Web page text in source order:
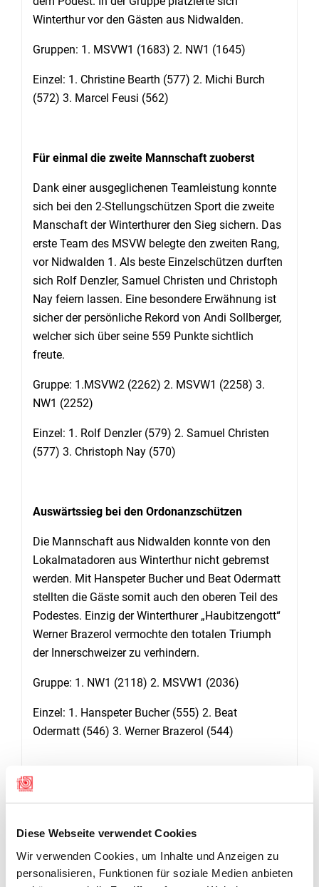
Diese Webseite verwendet Cookies
Wir verwenden Cookies, um Inhalte und Anzeigen zu
personalisieren, Funktionen für soziale Medien anbieten
Winterthur vor den Gästen aus Nidwalden.
Gruppen: 1. MSVW1 (1683) 2. NW1 (1645)
Einzel: 1. Christine Bearth (577) 2. Michi Burch
(572) 3. Marcel Feusi (562)
Für einmal die zweite Mannschaft zuoberst
Dank einer ausgeglichenen Teamleistung konnte
sich bei den 2-Stellungschützen Sport die zweite
Manschaft der Winterthurer den Sieg sichern. Das
erste Team des MSVW belegte den zweiten Rang,
vor Nidwalden 1. Als beste Einzelschützen durften
sich Rolf Denzler, Samuel Christen und Christoph
Nay feiern lassen. Eine besondere Erwähnung ist
sicher der persönliche Rekord von Andi Sollberger,
welcher sich über seine 559 Punkte sichtlich
freute.
Gruppe: 1.MSVW2 (2262) 2. MSVW1 (2258) 3.
NW1 (2252)
Einzel: 1. Rolf Denzler (579) 2. Samuel Christen
(577) 3. Christoph Nay (570)
Auswärtssieg bei den Ordonanzschützen
Die Mannschaft aus Nidwalden konnte von den
Lokalmatadoren aus Winterthur nicht gebremst
werden. Mit Hanspeter Bucher und Beat Odermatt
stellten die Gäste somit auch den oberen Teil des
Podestes. Einzig der Winterthurer „Haubitzengott“
Werner Brazerol vermochte den totalen Triumph
der Innerschweizer zu verhindern.
Gruppe: 1. NW1 (2118) 2. MSVW1 (2036)
Einzel: 1. Hanspeter Bucher (555) 2. Beat
Odermatt (546) 3. Werner Brazerol (544)
Köbi Gut für die Bereitstellung der zwar kalten,
(Martin Sollberger)